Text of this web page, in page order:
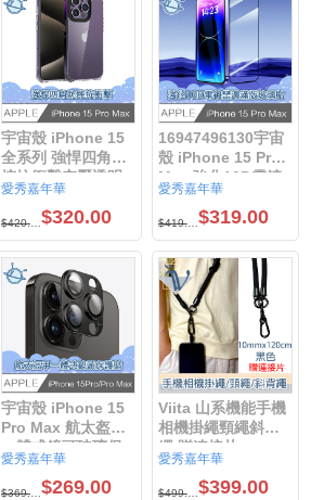
宇宙殼 iPhone 15
全系列 強悍四角防
摔抗衝擊空壓透明
手機保護殼宇宙殼
愛秀嘉年華
$420.00$320.00
16947496130宇宙
殼 iPhone 15 Pro
Max 強化10D電鍍
黑邊滿版鋼化玻璃
保護貼
愛秀嘉年華
$419.00$319.00
宇宙殼 iPhone 15
Pro Max 航太盔甲
一體式鏡頭玻璃保
護貼 黑
愛秀嘉年華
$369.00 $269.00
Viita 山系機能手機
相機掛繩頸繩斜背
繩 贈連接片
10mmx120cm 黑/
墨綠色
愛秀嘉年華
$499.00 $399.00